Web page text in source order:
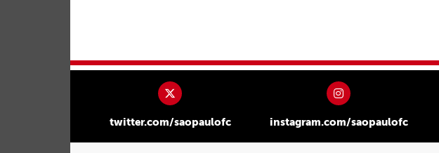
twitter.com/saopaulofc instagram.com/saopaulofc